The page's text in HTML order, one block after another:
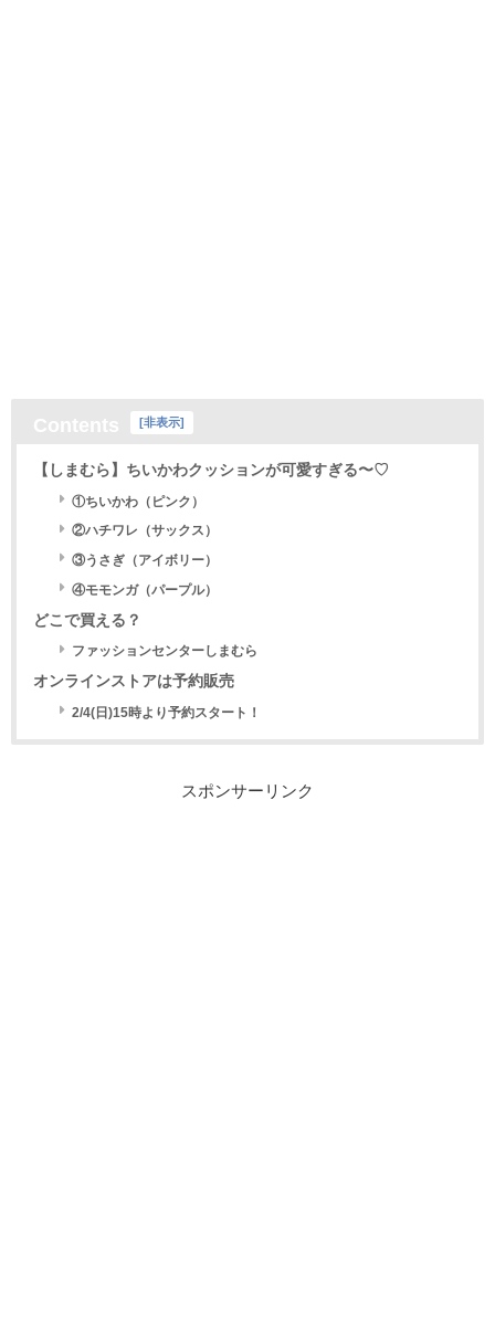
非表示
【しまむら】ちいかわクッションが可愛すぎる〜♡
①ちいかわ（ピンク）
②ハチワレ（サックス）
③うさぎ（アイボリー）
④モモンガ（パープル）
どこで買える？
ファッションセンターしまむら
オンラインストアは予約販売
2/4(日)15時より予約スタート！
スポンサーリンク